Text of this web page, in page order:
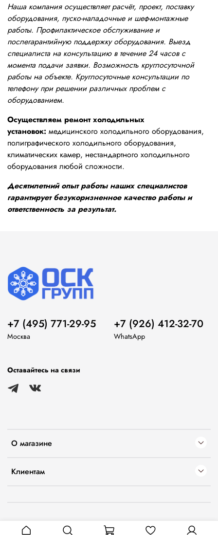
Наша компания осуществляет расчёт, проект, поставку
оборудования, пуско-наладочные и шеф-монтажные
работы. Профилактическое обслуживание и
послегарантийную поддержку оборудования. Выезд
специалиста на консультацию в течение 24 часов с
момента подачи заявки. Возможность круглосуточной
работы на объекте. Круглосуточные консультации по
телефону при решении различных проблем с
оборудованием.
Осуществляем ремонт холодильных
установок: медицинского холодильного оборудования,
полиграфического холодильного оборудования,
климатических камер, нестандартного холодильного
оборудования любой сложности.
Десятилетний опыт работы наших специалистов
гарантирует безукоризненное качество работы и
ответственность за результат.
О магазине
Клиентам
+7 (495) 771-29-95
Москва
+7 (926) 412-32-70
WhatsApp
Оставайтесь на связи